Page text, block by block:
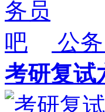
公
考研复试